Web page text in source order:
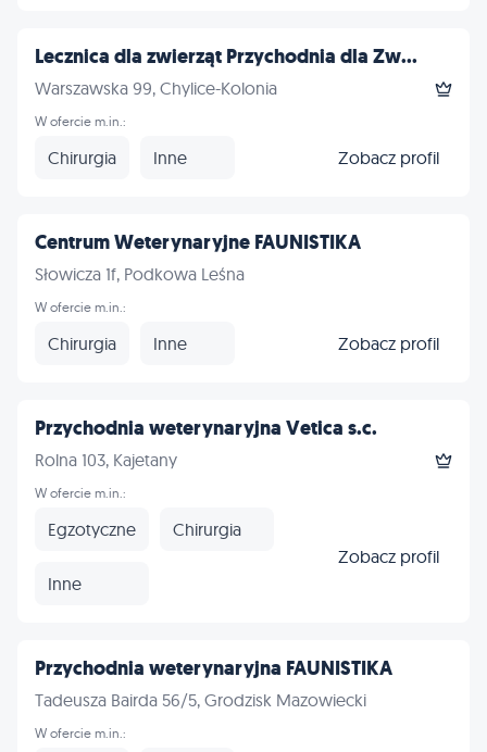
Lecznica dla zwierząt Przychodnia dla Zw...
Warszawska 99, Chylice-Kolonia
W ofercie m.in.:
Chirurgia Inne Zobacz profil
Centrum Weterynaryjne FAUNISTIKA
Słowicza 1f, Podkowa Leśna
W ofercie m.in.:
Chirurgia Inne Zobacz profil
Przychodnia weterynaryjna Vetica s.c.
Rolna 103, Kajetany
W ofercie m.in.:
Egzotyczne Chirurgia
Inne
Zobacz profil
Przychodnia weterynaryjna FAUNISTIKA
Tadeusza Bairda 56/5, Grodzisk Mazowiecki
W ofercie m.in.: